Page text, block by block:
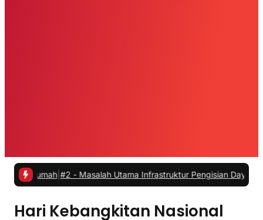
|#2 -Masalah Utama Infrastruktur Pengisian Daya untuk
Hari Kebangkitan Nasional